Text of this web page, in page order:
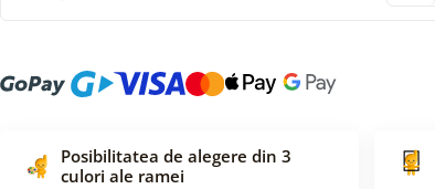
Posibilitatea de alegere din 3
culori ale ramei